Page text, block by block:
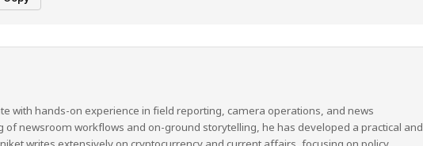
with hands-on experience in field reporting, camera operations, and news
of newsroom workflows and on-ground storytelling, he has developed a practical and